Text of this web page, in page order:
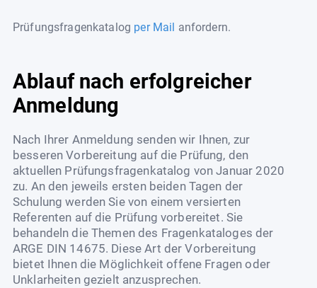
Prüfungsfragenkatalog per Mail anfordern.
Ablauf nach erfolgreicher
Anmeldung
Nach Ihrer Anmeldung senden wir Ihnen, zur
besseren Vorbereitung auf die Prüfung, den
aktuellen Prüfungsfragenkatalog von Januar 2020
zu. An den jeweils ersten beiden Tagen der
Schulung werden Sie von einem versierten
Referenten auf die Prüfung vorbereitet. Sie
behandeln die Themen des Fragenkataloges der
ARGE DIN 14675. Diese Art der Vorbereitung
bietet Ihnen die Möglichkeit offene Fragen oder
Unklarheiten gezielt anzusprechen.